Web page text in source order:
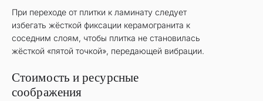
При переходе от плитки к ламинату следует
избегать жёсткой фиксации керамогранита к
соседним слоям, чтобы плитка не становилась
жёсткой «пятой точкой», передающей вибрации.
Стоимость и ресурсные
соображения